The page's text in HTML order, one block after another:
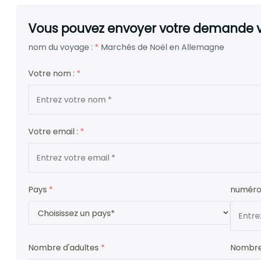
Vous pouvez envoyer votre demande
nom du voyage : * Marchés de Noël en Allemagne
Votre nom : *
Votre email : *
Pays *
Nombre d'adultes *